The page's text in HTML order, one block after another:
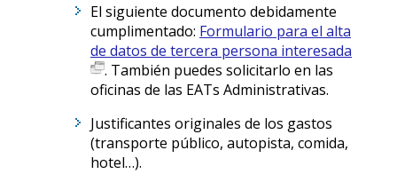
El siguiente documento debidamente
cumplimentado: Formulario para el alta
de datos de tercera persona interesada
. También puedes solicitarlo en las
oficinas de las EATs Administrativas.
Justificantes originales de los gastos
(transporte público, autopista, comida,
hotel…).